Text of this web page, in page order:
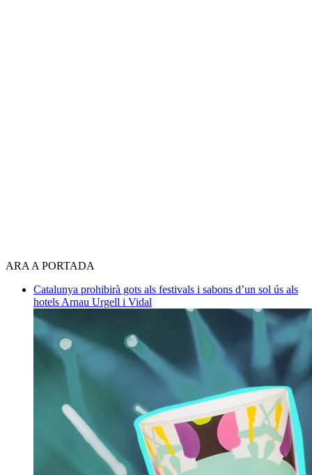
ARA A PORTADA
Catalunya prohibirà gots als festivals i sabons d’un sol ús als
hotels Arnau Urgell i Vidal